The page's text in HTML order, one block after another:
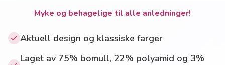
Myke og behagelige til alle anledninger!
Aktuell design og klassiske farger
Laget av 75% bomull, 22% polyamid og 3%